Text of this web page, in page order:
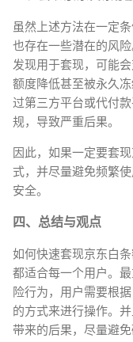
虽然上述方法在一定
也存在一些潜在的风
发现用于套现，可能
额度降低甚至被永久
过第三方平台或代付
规，导致严重后果。
因此，如果一定要套
式，并尽量避免频繁
安全。
四、总结与观点
如何快速套现京东白
都适合每一个用户。
险行为，用户需要根
的方式来进行操作。
带来的后果，尽量避免